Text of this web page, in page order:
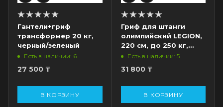
Гантели+гриф
трансформер 20 кг,
черный/зеленый
Есть в наличии: 6
27 500 ₸
В КОРЗИНУ
Гриф для штанги
олимпийский LEGION,
220 см, до 250 кг,
диам. 50 мм
Есть в наличии: 5
31 800₸
В КОРЗИНУ